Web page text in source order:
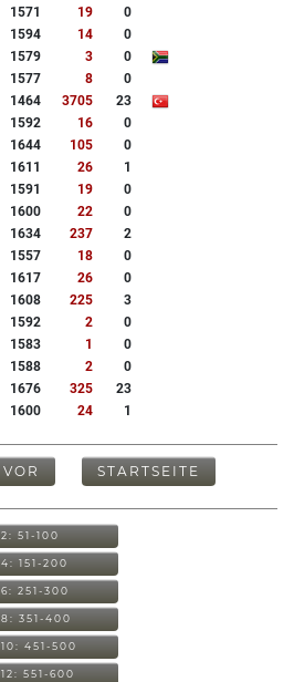
1571 19
0
1594 14
0
1579 3
0
1577 8
0
1464 3705
23
1592 16
0
1644 105
0
1611 26
1
1591 19
0
1600 22
0
1634 237
2
1557 18
0
1617 26
0
1608 225
3
1592 2
0
1583 1
0
1588 2
0
1676 325
23
1600 24 1
VOR STARTSEITE
2: 51-100
4: 151-200
6: 251-300
8: 351-400
10: 451-500
12: 551-600